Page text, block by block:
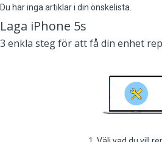
Du har inga artiklar i din önskelista.
Laga iPhone 5s
3 enkla steg för att få din enhet